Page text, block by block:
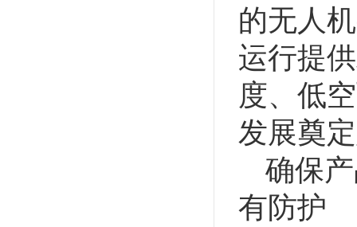
的无人
运行提
度、低
发展奠
确保
有防护